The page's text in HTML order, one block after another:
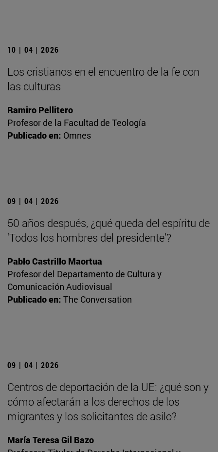
10 | 04 | 2026
Los cristianos en el encuentro de la fe con
las culturas
Ramiro Pellitero
Profesor de la Facultad de Teología
Publicado en: Omnes
09 | 04 | 2026
50 años después, ¿qué queda del espíritu de
‘Todos los hombres del presidente’?
Pablo Castrillo Maortua
Profesor del Departamento de Cultura y
Comunicación Audiovisual
Publicado en: The Conversation
09 | 04 | 2026
Centros de deportación de la UE: ¿qué son y
cómo afectarán a los derechos de los
migrantes y los solicitantes de asilo?
María Teresa Gil Bazo